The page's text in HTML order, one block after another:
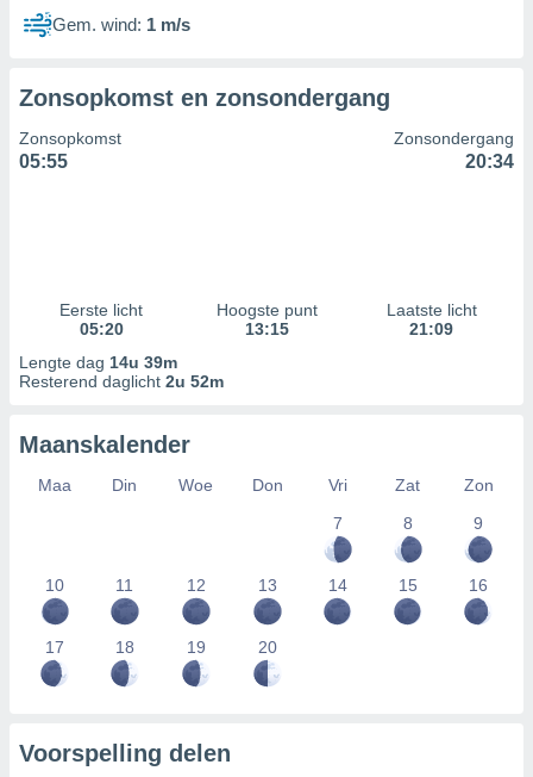
Gem. wind: 1 m/s
Zonsopkomst en zonsondergang
Zonsopkomst
05:55
Zonsondergang
20:34
Eerste licht
05:20
Hoogste punt
13:15
Laatste licht
21:09
Lengte dag 14u 39m
Resterend daglicht 2u 52m
Maanskalender
Maa Din Woe Don Vri Zat
Zon
7
8 9
10 11 12 13 14 15 16
17 18 19 20
Voorspelling delen